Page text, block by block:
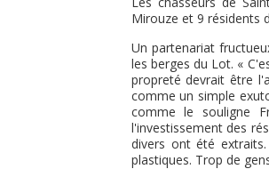
Mirouze et 9 résidents
Un partenariat
les berges du Lot. «
propreté devrait être
comme un simple
comme le souligne
l'investissement des
divers ont été
plastiques. Trop de